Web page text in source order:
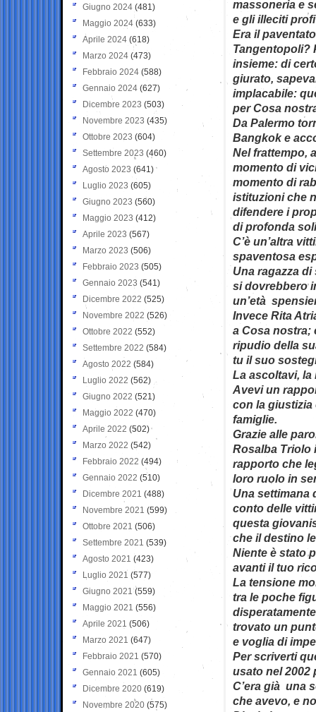
massoneria e
e gli illeciti
Era il
Tangentopoli?
insieme: di
giurato,
implacabile:
per Cosa
Da Palermo
Bangkok e
Nel frattempo,
momento di
momento di
istituzioni che
difendere i
di profonda
C’è un’altra
spaventosa
Una ragazza
si dovrebbero
un’età
Invece Rita
a Cosa nostra;
ripudio della
tu il suo
La ascoltavi, la
Avevi un
con la giustizia
famiglie.
Grazie alle
Rosalba Triolo
rapporto che
loro ruolo in
Una settimana
conto delle
questa
che il destino
Niente è stato
avanti il tuo
La tensione
tra le poche
trovato un
e voglia di
Per scriverti
usato nel 2002
C’era già una
che avevo, e
Giugno 2024 (481)
Maggio 2024 (633)
Aprile 2024 (618)
Marzo 2024 (473)
Febbraio 2024 (588)
Gennaio 2024 (627)
Dicembre 2023 (503)
Novembre 2023 (435)
Ottobre 2023 (604)
Settembre 2023 (460)
Agosto 2023 (641)
Luglio 2023 (605)
Giugno 2023 (560)
Maggio 2023 (412)
Aprile 2023 (567)
Marzo 2023 (506)
Febbraio 2023 (505)
Gennaio 2023 (541)
Dicembre 2022 (525)
Novembre 2022 (526)
Ottobre 2022 (552)
Settembre 2022 (584)
Agosto 2022 (584)
Luglio 2022 (562)
Giugno 2022 (521)
Maggio 2022 (470)
Aprile 2022 (502)
Marzo 2022 (542)
Febbraio 2022 (494)
Gennaio 2022 (510)
Dicembre 2021 (488)
Novembre 2021 (599)
Ottobre 2021 (506)
Settembre 2021 (539)
Agosto 2021 (423)
Luglio 2021 (577)
Giugno 2021(559)
Maggio 2021 (556)
Aprile 2021 (506)
Marzo 2021 (647)
Febbraio 2021 (570)
Gennaio 2021 (605)
Dicembre 2020 (619)
Novembre 2020 (575)